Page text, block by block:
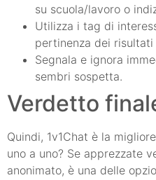
su scuola/lavoro o
Utilizza i tag di
pertinenza dei
Segnala e ignora
sembri sospetta.
Verdetto
Quindi, 1v1Chat è la
uno a uno? Se apprezzate
anonimato, è una delle